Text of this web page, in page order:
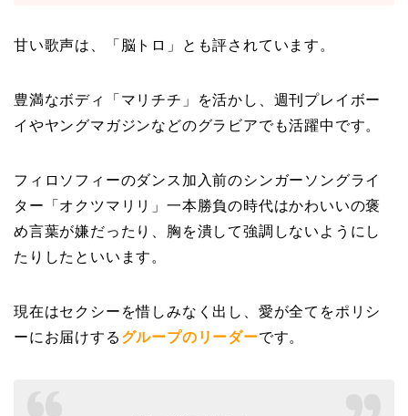
甘い歌声は、「脳トロ」とも評されています。
豊満なボディ「マリチチ」を活かし、週刊プレイボー
イやヤングマガジンなどのグラビアでも活躍中です。
フィロソフィーのダンス加入前のシンガーソングライ
ター「オクツマリリ」一本勝負の時代はかわいいの褒
め言葉が嫌だったり、胸を潰して強調しないようにし
たりしたといいます。
現在はセクシーを惜しみなく出し、愛が全てをポリシ
ーにお届けする グループのリーダーです。